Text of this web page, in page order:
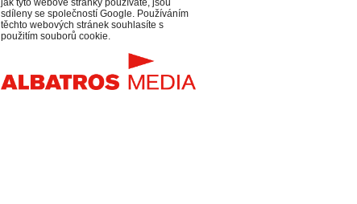
jak tyto webové stránky používáte, jsou
sdíleny se společností Google. Používáním
těchto webových stránek souhlasíte s
použitím souborů cookie.